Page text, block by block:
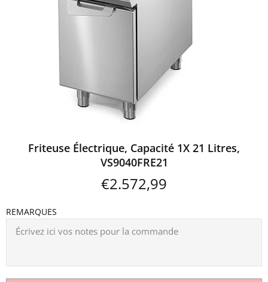
Friteuse Électrique, Capacité 1X 21 Litres,
VS9040FRE21
€2.572,99
REMARQUES